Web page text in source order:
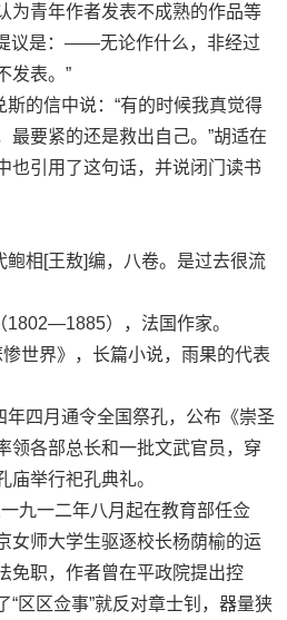
为青年作者发表不成熟的作品等
议是：——无论作什么，非经过
发表。”
的信中说：“有的时候我真觉得
最要紧的还是救出自己。”胡适在
也引用了这句话，并说闭门读书
相[王敖]编，八卷。是过去很流
），法国作家。
世界》，长篇小说，雨果的代表
四月通令全国祭孔，公布《崇圣
领各部总长和一批文武官员，穿
庙举行祀孔典礼。
九一二年八月起在教育部任佥
女师大学生驱逐校长杨荫榆的运
免职，作者曾在平政院提出控
“区区佥事”就反对章士钊，器量狭